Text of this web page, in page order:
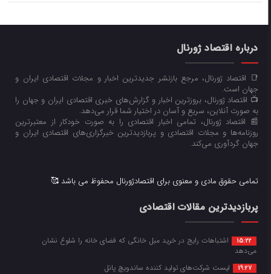
درباره اقتصاد ژورنال
📑 اقتصاد ژورنال، مرجع بازنشر جدیدترین اخبار و مجلات اقتصادی ایران و
جهان است.
📺 اقتصاد ژورنال، بروزترین اخبار و گزارش‌های خبری اقتصادی ایران و جهان را
به صورت آنلاین، سریع و آسان در اختیار شما قرار می‌‌دهد.
📰 اقتصاد ژورنال، تمامی اخبار اقتصادی را به صورت خودکار از معتبرترین
روزنامه‌ها و مجلات اقتصادی و پربازدیدترین خبرگزاری‌های اقتصادی ایران و
جهان گردآوری می‌کند.
تمامی حقوق مادی و معنوی برای اقتصادژورنال محفوظ می باشد 🥰
پربازدیدترین مقالات اقتصادی
15:22
اشتباهات رایج در خرید مبل خانگی که فضای خانه را شلوغ نشان
می‌دهد
19:27 لیست شرکت‌های تولید کننده ساندویچ پانل